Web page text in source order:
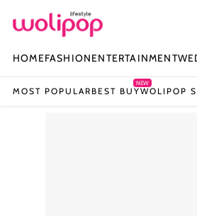
HOMEFASHIONENTERTAINMENT
MOST POPULAR BEST BUY
NEW
WOLIPOP